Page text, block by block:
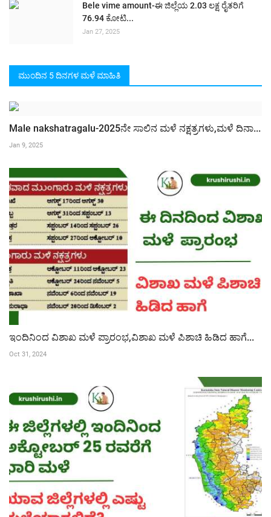
Bele vime amount-ಈ ಜಿಲ್ಲೆಯ 2.03 ಲಕ್ಷ ರೈತರಿಗೆ
76.94 ಕೋಟಿ...
Jan 27, 2025
ಮುಂದಿನ 5 ದಿನಗಳ ಮಳೆ ಮಾಹಿತಿ
Male nakshatragalu-2025ನೇ ಸಾಲಿನ ಮಳೆ ನಕ್ಷತ್ರಗಳು,ಮಳೆ ದಿನಾ...
Jan 9, 2025
ಇಂದಿನಿಂದ ವಿಶಾಖ ಮಳೆ ಪ್ರಾರಂಭ,ವಿಶಾಖ ಮಳೆ ಪಿಶಾಚಿ ಹಿಡಿದ ಹಾಗೆ...
Oct 31, 2024